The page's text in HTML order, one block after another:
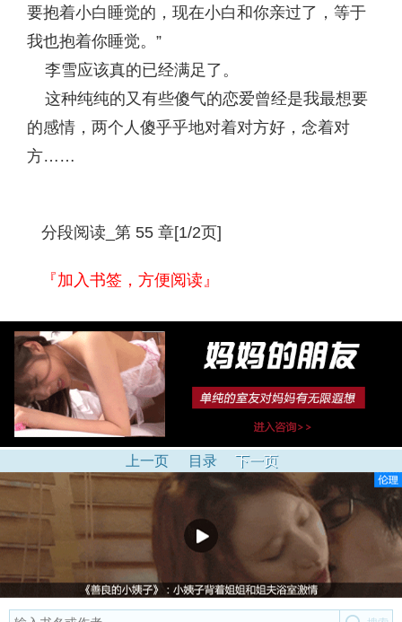
要抱着小白睡觉的，现在小白和你亲过了，等于
我也抱着你睡觉。”
李雪应该真的已经满足了。
这种纯纯的又有些傻气的恋爱曾经是我最想要
的感情，两个人傻乎乎地对着对方好，念着对
方……
分段阅读_第 55 章[1/2页]
『加入书签，方便阅读』
上一页 目录 下一页